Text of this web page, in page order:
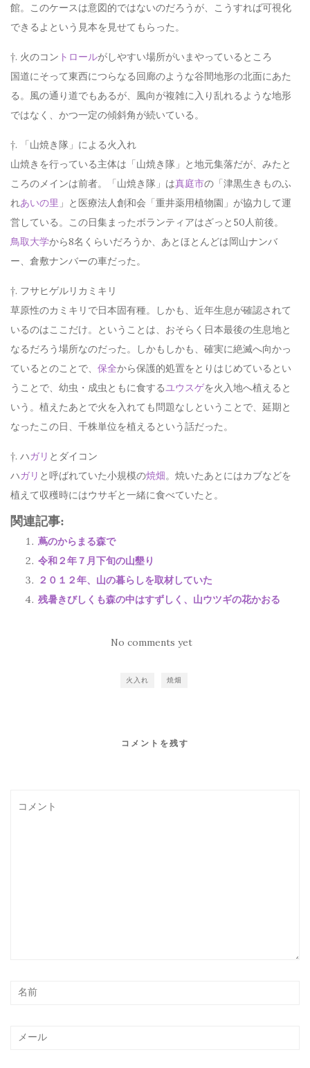
館。このケースは意図的ではないのだろうが、こうすれば可視化
できるよという見本を見せてもらった。
†. 火のコン トロールがしやすい場所がいまやっているところ
国道にそって東西につらなる回廊のような谷間地形の北面にあた
る。風の通り道でもあるが、風向が複雑に入り乱れるような地形
ではなく、かつ一定の傾斜角が続いている。
†. 「山焼き隊」による火入れ
山焼きを行っている主体は「山焼き隊」と地元集落だが、みたと
ころのメインは前者。「山焼き隊」は真庭市の「津黒生きものふ
れあいの里 」と医療法人創和会「重井薬用植物園」が協力して運
営している。この日集まったボランティアはざっと50人前後。
鳥取大学から8名くらいだろうか、あとほとんどは岡山ナンバ
ー、倉敷ナンバーの車だった。
†. フサヒゲルリカミキリ
草原性のカミキリで日本固有種。しかも、近年生息が確認されて
いるのはここだけ。ということは、おそらく日本最後の生息地と
なるだろう場所なのだった。しかもしかも、確実に絶滅へ向かっ
ているとのことで、 保全から保護的処置をとりはじめているとい
うことで、幼虫・成虫ともに食するユウスゲを火入地へ植えると
いう。植えたあとで火を入れても問題なしということで、延期と
なったこの日、千株単位を植えるという話だった。
†. ハガリ とダイコン
ハガリ と呼ばれていた小規模の焼畑。焼いたあとにはカブなどを
植えて収穫時にはウサギと一緒に食べていたと。
関連記事:
蔦のからまる森で
令和２年７月下旬の山墾り
２０１２年、山の暮らしを取材していた
残暑きびしくも森の中はすずしく、山ウツギの花かおる
No comments yet
火入れ 焼畑
コメントを残す